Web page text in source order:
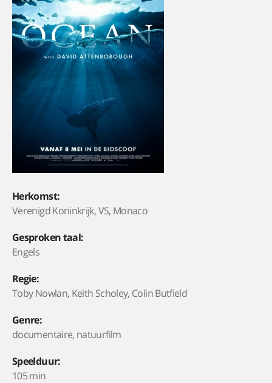
Herkomst:
Verenigd Koninkrijk, VS, Monaco
Gesproken taal:
Engels
Regie:
Toby Nowlan, Keith Scholey, Colin Butfield
Genre:
documentaire, natuurfilm
Speelduur:
105 min